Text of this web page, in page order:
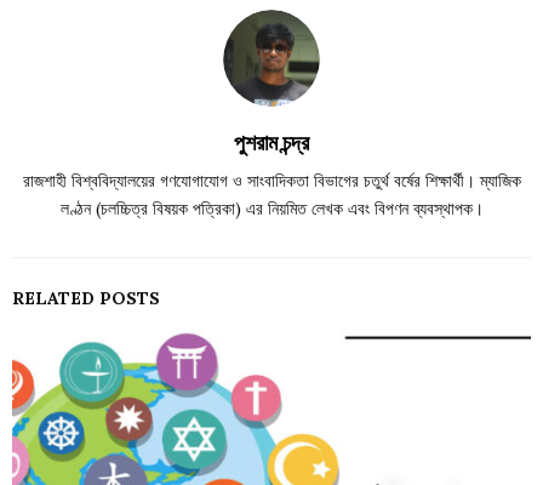
পুশরাম চন্দ্র
রাজশাহী বিশ্ববিদ্যালয়ের গণযোগাযোগ ও সাংবাদিকতা বিভাগের চতুর্থ বর্ষের শিক্ষার্থী। ম্যাজিক
লণ্ঠন (চলচ্চিত্র বিষয়ক পত্রিকা) এর নিয়মিত লেখক এবং বিপণন ব্যবস্থাপক।
RELATED POSTS